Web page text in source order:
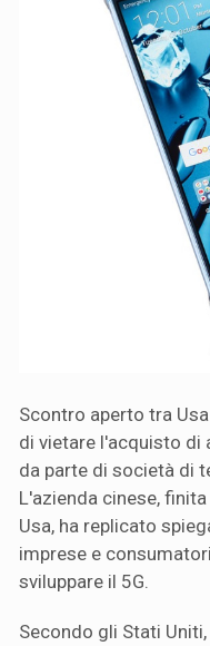
Scontro aperto tra
di vietare l'acquisto di
da parte di società di
L'azienda cinese,
Usa, ha replicato
imprese e
sviluppare il 5G.
Secondo gli Stati